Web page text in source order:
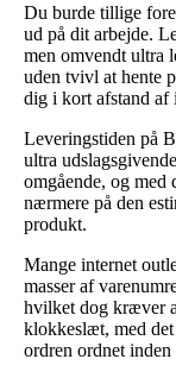
Du burde tillige
ud på dit arbejde.
men omvendt ultra
uden tvivl at hente
dig i kort afstand af
Leveringstiden på
ultra
omgående, og med
nærmere på den
produkt.
Mange internet
masser af
hvilket dog kræver
klokkeslæt, med det
ordren ordnet inden